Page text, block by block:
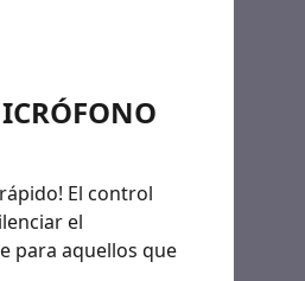
El control
el
para aquellos que